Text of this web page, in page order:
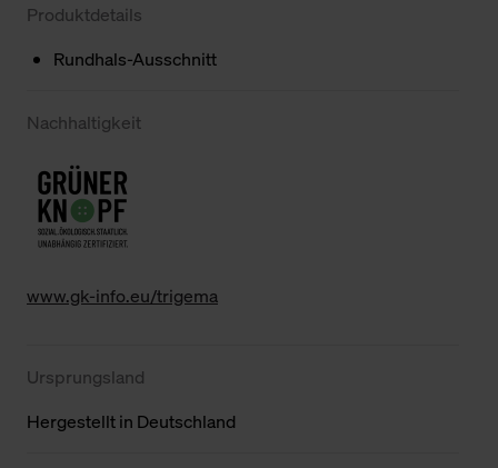
Produktdetails
Rundhals-Ausschnitt
Nachhaltigkeit
www.gk-info.eu/trigema
Ursprungsland
Hergestellt in Deutschland